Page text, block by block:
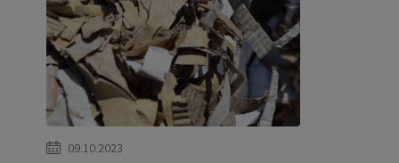
09.10.2023